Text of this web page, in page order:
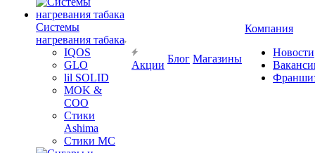
Системы
нагревания табака
IQOS
GLO
lil SOLID
MOK &
COO
Стики
Ashima
Стики MC
Акции
Блог Магазины
Компания
Новости